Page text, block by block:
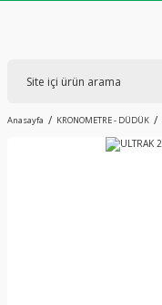
Anasayfa KRONOMETRE - DÜDÜK